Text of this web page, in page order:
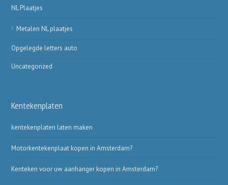
NL Plaatjes
Metalen NL plaatjes
Opgelegde letters auto
Uncategorized
Kentekenplaten
kentekenplaten laten maken
Motorkentekenplaat kopen in Amsterdam?
Kenteken voor uw aanhanger kopen in Amsterdam?